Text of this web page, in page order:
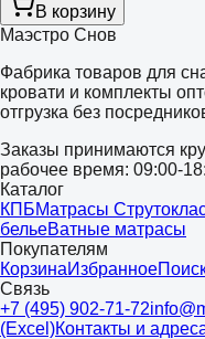
В корзину
Маэстро Снов
Фабрика товаров для
кровати и комплекты
отгрузка без
Заказы принимаются
рабочее время: 09:00-
Каталог
КПБМатрасы
бельеВатные матрасы
Покупателям
КорзинаИзбранное
Связь
+7 (495) 902-71-72
(Excel)Контакты и